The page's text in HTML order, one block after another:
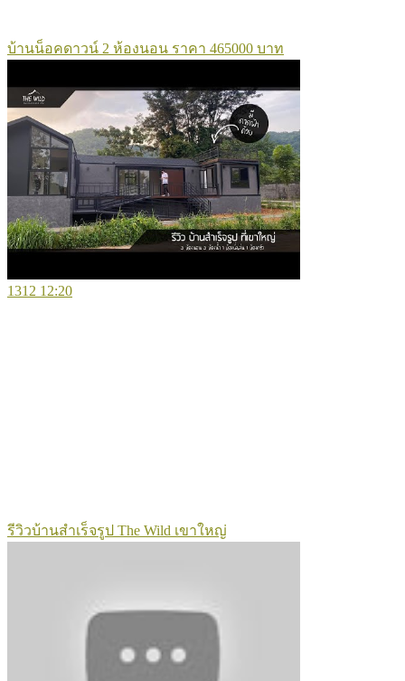
บ้านน็อคดาวน์ 2 ห้องนอน ราคา 465000 บาท
1312 12:20
รีวิวบ้านสำเร็จรูป The Wild เขาใหญ่